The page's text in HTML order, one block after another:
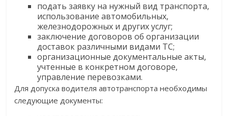
подать заявку на нужный вид транспорта,
использование автомобильных,
железнодорожных и других услуг;
заключение договоров об организации
доставок различными видами ТС;
организационные документальные акты,
учтенные в конкретном договоре,
управление перевозками.
Для допуска водителя автотранспорта необходимы
следующие документы: